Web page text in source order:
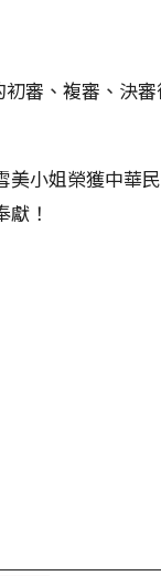
審、複審、決
美小姐榮獲中華
獻！